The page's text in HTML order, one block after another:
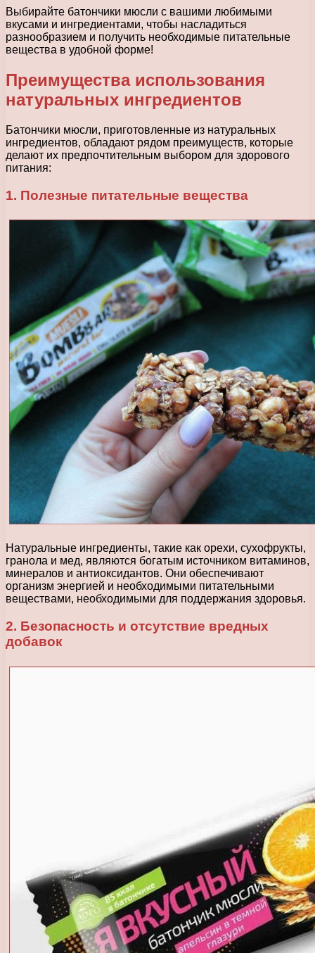
Выбирайте батончики мюсли с вашими любимыми
вкусами и ингредиентами, чтобы насладиться
разнообразием и получить необходимые питательные
вещества в удобной форме!
Преимущества использования
натуральных ингредиентов
Батончики мюсли, приготовленные из натуральных
ингредиентов, обладают рядом преимуществ, которые
делают их предпочтительным выбором для здорового
питания:
1. Полезные питательные вещества
Натуральные ингредиенты, такие как орехи, сухофрукты,
гранола и мед, являются богатым источником витаминов,
минералов и антиоксидантов. Они обеспечивают
организм энергией и необходимыми питательными
веществами, необходимыми для поддержания здоровья.
2. Безопасность и отсутствие вредных
добавок